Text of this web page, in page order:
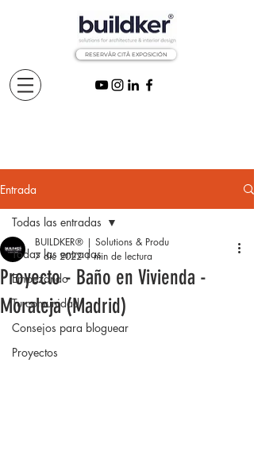
RESERVÅR CITÅ EXPOSICIÓN
Entrada
Todas las entradas
Empezando
Tu comunidad
Consejos para bloguear
Proyectos
Todas las entradas
Proyecto - Baño en Vivienda -
Moraleja (Madrid)
BUILDKER® | Solutions & Produ
7 dic 2022 1 min de lectura